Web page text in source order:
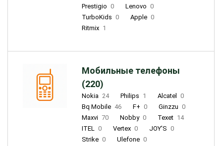
Prestigio 0 Lenovo 0
TurboKids 0 Apple 0
Ritmix 1
Мобильные телефоны
(220)
Nokia 24 Philips 1 Alcatel
0
Bq Mobile 46 F+ 0 Ginzzu 0
Maxvi 70 Nobby 0 Texet 14
ITEL 0 Vertex 0 JOY'S 0
Strike 0 Ulefone 0